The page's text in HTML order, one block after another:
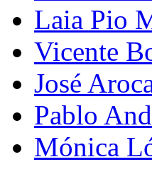
Laia Pio
Vicente
José
Pablo
Mónica